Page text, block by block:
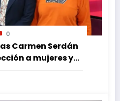
0
Carmen Serdán
a mujeres y
en Puebla